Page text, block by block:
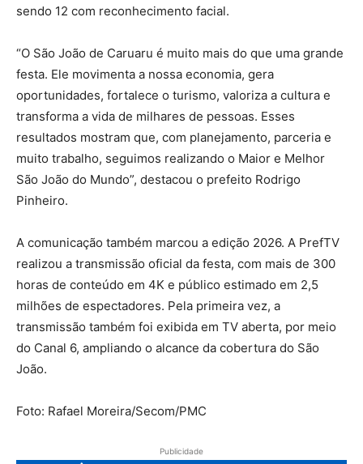
sendo 12 com reconhecimento facial.
“O São João de Caruaru é muito mais do que uma grande
festa. Ele movimenta a nossa economia, gera
oportunidades, fortalece o turismo, valoriza a cultura e
transforma a vida de milhares de pessoas. Esses
resultados mostram que, com planejamento, parceria e
muito trabalho, seguimos realizando o Maior e Melhor
São João do Mundo”, destacou o prefeito Rodrigo
Pinheiro.
A comunicação também marcou a edição 2026. A PrefTV
realizou a transmissão oficial da festa, com mais de 300
horas de conteúdo em 4K e público estimado em 2,5
milhões de espectadores. Pela primeira vez, a
transmissão também foi exibida em TV aberta, por meio
do Canal 6, ampliando o alcance da cobertura do São
João.
Foto: Rafael Moreira/Secom/PMC
Publicidade